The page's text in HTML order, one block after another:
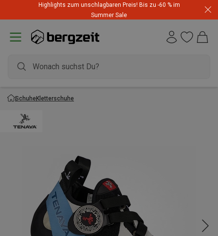
Highlights zum unschlagbaren Preis! Bis zu -60 % im
Summer Sale
Dynafit Hammerangebot! Reduzierte Outfits für neue
Abenteuer
SchuheKletterschuhe